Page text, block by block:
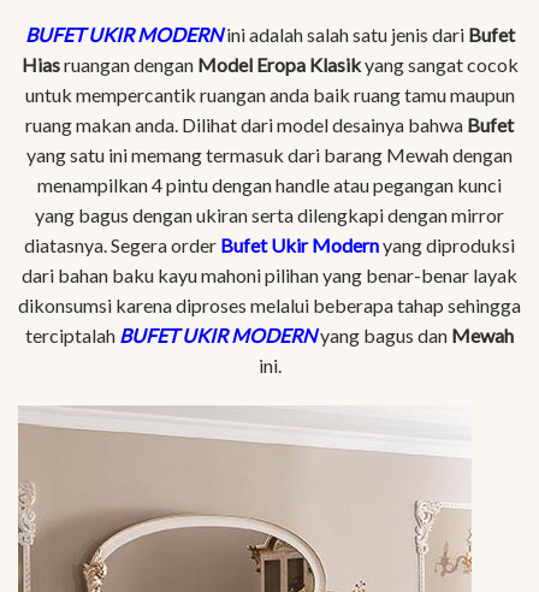
BUFET UKIR MODERNini adalah salah satu jenis dari Bufet
Hiasruangan dengan Model Eropa Klasikyang sangat cocok
untuk mempercantik ruangan anda baik ruang tamu maupun
ruang makan anda. Dilihat dari model desainya bahwa Bufet
yang satu ini memang termasuk dari barang Mewah dengan
menampilkan 4 pintu dengan handle atau pegangan kunci
yang bagus dengan ukiran serta dilengkapi dengan mirror
diatasnya. Segera order Bufet Ukir Modernyang diproduksi
dari bahan baku kayu mahoni pilihan yang benar-benar layak
dikonsumsi karena diproses melalui beberapa tahap sehingga
terciptalah BUFET UKIR MODERNyang bagus dan Mewah
ini.